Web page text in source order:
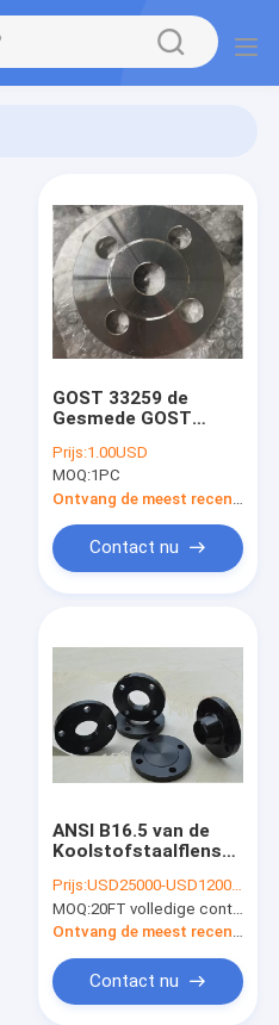
GOST 33259 de
Gesmede GOST
Staalflens CT20
GOST 12821-80 Hals
van de Plaatlas
Prijs:1.00USD
MOQ:1PC
Contact nu
ANSI B16.5 van de
Koolstofstaalflens
ASTM A105 lassen
Prijs:USD25000-USD120000
MOQ:20FT volledige container
Contact nu